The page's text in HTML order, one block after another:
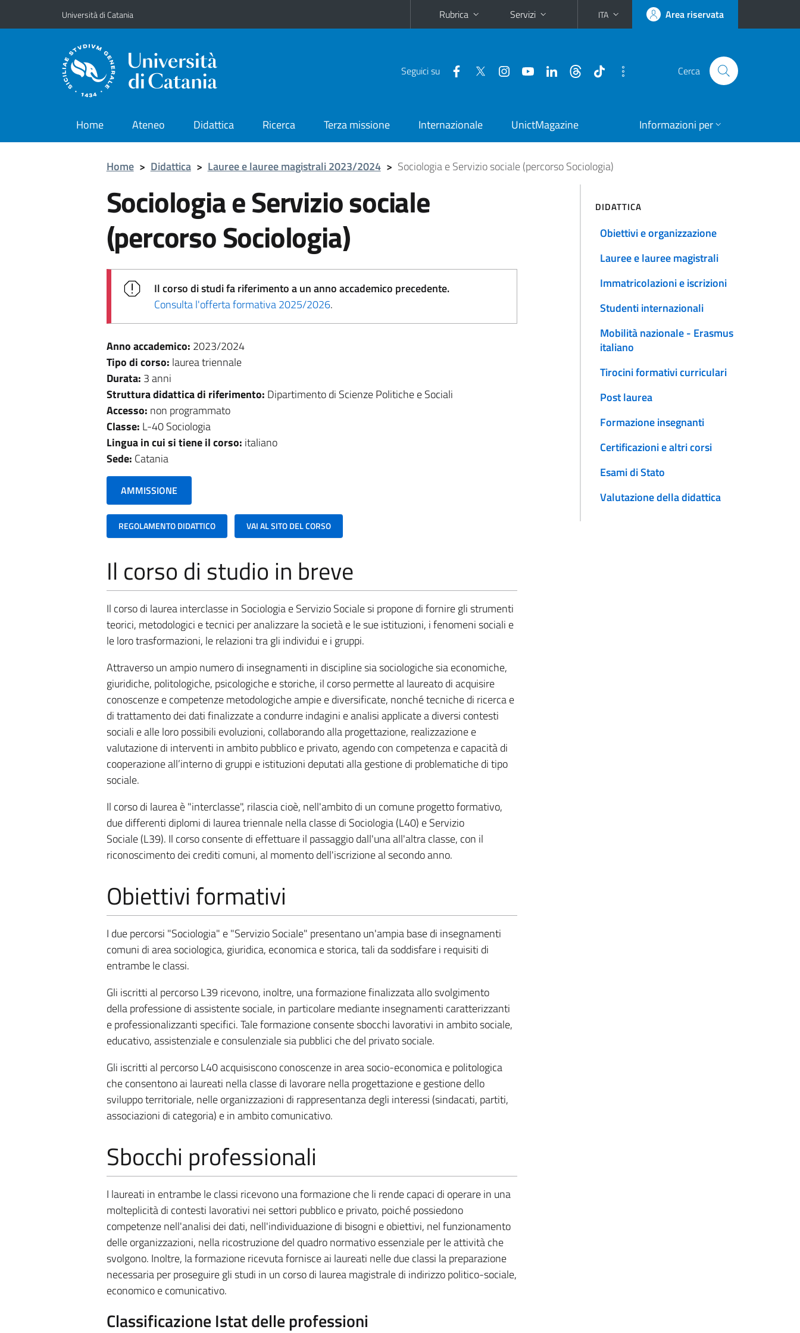
Vai al contenuto principale
Vai al menu di navigazione
Università di Catania Rubrica Servizi ITA Area riservata
Seguici su Cerca
Home Ateneo Didattica Ricerca Terza missione Internazionale UnictMagazine Informazioni per
Home > Didattica > Lauree e lauree magistrali 2023/2024 > Sociologia e Servizio sociale (percorso Sociologia)
Sociologia e Servizio sociale
(percorso Sociologia)
Il corso di studi fa riferimento a un anno accademico precedente.
Consulta l'offerta formativa 2025/2026.
Anno accademico: 2023/2024
Tipo di corso: laurea triennale
Durata: 3 anni
Struttura didattica di riferimento: Dipartimento di Scienze Politiche e Sociali
Accesso: non programmato
Classe: L-40 Sociologia
Lingua in cui si tiene il corso: italiano
Sede: Catania
AMMISSIONE
REGOLAMENTO DIDATTICO VAI AL SITO DEL CORSO
Il corso di studio in breve
Il corso di laurea interclasse in Sociologia e Servizio Sociale si propone di fornire gli strumenti
teorici, metodologici e tecnici per analizzare la società e le sue istituzioni, i fenomeni sociali e
le loro trasformazioni, le relazioni tra gli individui e i gruppi.
Attraverso un ampio numero di insegnamenti in discipline sia sociologiche sia economiche,
giuridiche, politologiche, psicologiche e storiche, il corso permette al laureato di acquisire
conoscenze e competenze metodologiche ampie e diversificate, nonché tecniche di ricerca e
di trattamento dei dati finalizzate a condurre indagini e analisi applicate a diversi contesti
sociali e alle loro possibili evoluzioni, collaborando alla progettazione, realizzazione e
valutazione di interventi in ambito pubblico e privato, agendo con competenza e capacità di
cooperazione all’interno di gruppi e istituzioni deputati alla gestione di problematiche di tipo
sociale.
Il corso di laurea è "interclasse", rilascia cioè, nell'ambito di un comune progetto formativo,
due differenti diplomi di laurea triennale nella classe di Sociologia (L40) e Servizio
Sociale (L39). Il corso consente di effettuare il passaggio dall'una all'altra classe, con il
riconoscimento dei crediti comuni, al momento dell'iscrizione al secondo anno.
Obiettivi formativi
I due percorsi "Sociologia" e "Servizio Sociale" presentano un'ampia base di insegnamenti
comuni di area sociologica, giuridica, economica e storica, tali da soddisfare i requisiti di
entrambe le classi.
Gli iscritti al percorso L39 ricevono, inoltre, una formazione finalizzata allo svolgimento
della professione di assistente sociale, in particolare mediante insegnamenti caratterizzanti
e professionalizzanti specifici. Tale formazione consente sbocchi lavorativi in ambito sociale,
educativo, assistenziale e consulenziale sia pubblici che del privato sociale.
Gli iscritti al percorso L40 acquisiscono conoscenze in area socio-economica e politologica
che consentono ai laureati nella classe di lavorare nella progettazione e gestione dello
sviluppo territoriale, nelle organizzazioni di rappresentanza degli interessi (sindacati, partiti,
associazioni di categoria) e in ambito comunicativo.
Sbocchi professionali
I laureati in entrambe le classi ricevono una formazione che li rende capaci di operare in una
molteplicità di contesti lavorativi nei settori pubblico e privato, poiché possiedono
competenze nell'analisi dei dati, nell'individuazione di bisogni e obiettivi, nel funzionamento
delle organizzazioni, nella ricostruzione del quadro normativo essenziale per le attività che
svolgono. Inoltre, la formazione ricevuta fornisce ai laureati nelle due classi la preparazione
necessaria per proseguire gli studi in un corso di laurea magistrale di indirizzo politico-sociale,
economico e comunicativo.
Classificazione Istat delle professioni
DIDATTICA
Obiettivi e organizzazione
Lauree e lauree magistrali
Immatricolazioni e iscrizioni
Studenti internazionali
Mobilità nazionale - Erasmus
italiano
Tirocini formativi curriculari
Post laurea
Formazione insegnanti
Certificazioni e altri corsi
Esami di Stato
Valutazione della didattica